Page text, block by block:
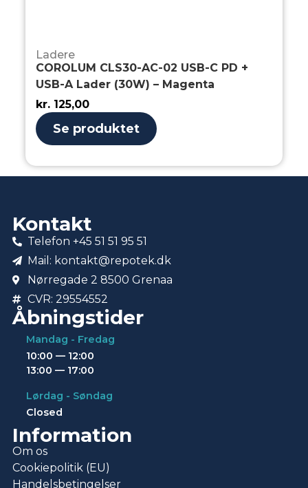
Ladere
COROLUM CLS30-AC-02 USB-C PD +
USB-A Lader (30W) – Magenta
kr. 125,00
Se produktet
Kontakt
Telefon +45 51 51 95 51
Mail: kontakt@repotek.dk
Nørregade 2 8500 Grenaa
CVR: 29554552
Åbningstider
Mandag - Fredag
10:00 — 12:00
13:00 — 17:00
Lørdag - Søndag
Closed
Information
Om os
Cookiepolitik (EU)
Handelsbetingelser